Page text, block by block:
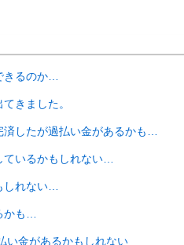
きるのか…
きました。
したが過払い金があるかも…
いるかもしれない…
しれない…
かも…
い金があるかもしれない